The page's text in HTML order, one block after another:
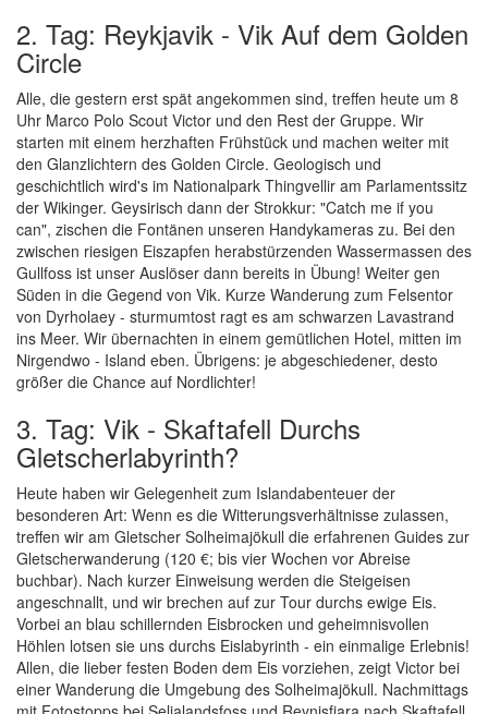
2. Tag: Reykjavik - Vik Auf dem Golden
Circle
Alle, die gestern erst spät angekommen sind, treffen heute um 8
Uhr Marco Polo Scout Victor und den Rest der Gruppe. Wir
starten mit einem herzhaften Frühstück und machen weiter mit
den Glanzlichtern des Golden Circle. Geologisch und
geschichtlich wird's im Nationalpark Thingvellir am Parlamentssitz
der Wikinger. Geysirisch dann der Strokkur: "Catch me if you
can", zischen die Fontänen unseren Handykameras zu. Bei den
zwischen riesigen Eiszapfen herabstürzenden Wassermassen des
Gullfoss ist unser Auslöser dann bereits in Übung! Weiter gen
Süden in die Gegend von Vik. Kurze Wanderung zum Felsentor
von Dyrholaey - sturmumtost ragt es am schwarzen Lavastrand
ins Meer. Wir übernachten in einem gemütlichen Hotel, mitten im
Nirgendwo - Island eben. Übrigens: je abgeschiedener, desto
größer die Chance auf Nordlichter!
3. Tag: Vik - Skaftafell Durchs
Gletscherlabyrinth?
Heute haben wir Gelegenheit zum Islandabenteuer der
besonderen Art: Wenn es die Witterungsverhältnisse zulassen,
treffen wir am Gletscher Solheimajökull die erfahrenen Guides zur
Gletscherwanderung (120 €; bis vier Wochen vor Abreise
buchbar). Nach kurzer Einweisung werden die Steigeisen
angeschnallt, und wir brechen auf zur Tour durchs ewige Eis.
Vorbei an blau schillernden Eisbrocken und geheimnisvollen
Höhlen lotsen sie uns durchs Eislabyrinth - ein einmalige Erlebnis!
Allen, die lieber festen Boden dem Eis vorziehen, zeigt Victor bei
einer Wanderung die Umgebung des Solheimajökull. Nachmittags